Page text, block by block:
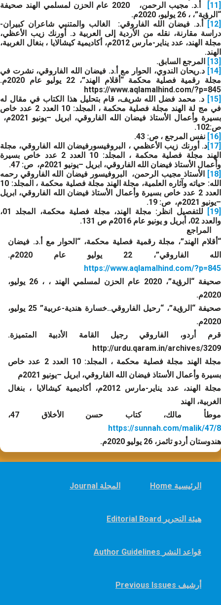
أ.د. مجيب الرحمن، 2020 عام الحزن لمسلمي الهند صحيفة
“الرؤية”، ، 26 يوليو، 2020م.
أ.د. فيضان الله الفاروقي: الغالب والمتنبي شاعران كبيران-
دراسة مقارنة، نقله من الأردية إلى العربية د. أورنك زيب الأعظي،
مجلة الهند، عدد يناير-مارس 2012م، أكاديمية كيشالايا ، بنغال الغربية،
الهند.
المرجع السابق.
د.ريحان الندوي، الحوار مع أ.د. فيضان الله الفاروقي، نشرت في
مجلة رقمية فصلية محكمة “أقلام الهند”، 22 يوليو عام 2020م.
https://www.aqlamalhind.com/?p=845
د. محمد فضل الله شريف، قام بتحليل هذا الكتاب في مقال له
في مج لة الهند مجلة فصلية محكمة ، المجلد: 10 العدد 2 عدد خاص
بسيرة وأعمال الأستاذ فيضان الله الفاروقي، ابريل –يونيو 2021م،
ص:102.
نفس المرجع ، ص: 43.
د. أورنك زيب الأعظمي ، البروفيسورفيضان الله الفاروقي، مجلة
الهند مجلة فصلية محكمة ، المجلد: 10 العدد 2 عدد خاص بسيرة
وأعمال الأستاذ فيضان الله الفاروقي، ابريل –يونيو 2021م، ص: 47.
الأستاذ مجيب الرحمن، البروفيسور فيضان الله الفاروقي رحمه
الله: حياته وآثاره العلمية، مجلة الهند مجلة فصلية محكمة ، المجلد: 10
العدد 2 عدد خاص بسيرة وأعمال الأستاذ فيضان الله الفاروقي، ابريل
–يونيو 2021م، ص: 19.
للتفصيل انظر: مجلة الهند، مجلة فصلية محكمة، المجلد 01،
والعدد 02، أبريل و يونيو عام 2016م ص 131.
المراجع
“أقلام الهند”، مجلة رقمية فصلية محكمة، “الحوار مع أ.د. فيضان
الله الفاروقي”، 22 يوليو عام 2020م.
https://www.aqlamalhind.com/?p=845
صحيفة “الرؤية”، 2020 عام الحزن لمسلمي الهند ، ، 26 يوليو،
2020م.
صحيفة “الرؤية”، “رحيل الفاروقي..خسارة هندية-عربية” 25 يوليو،
2020م.
قرم أردو، الفاروقي رجيل القامة الأدبية المتميزة.
http://urdu.qaram.in/archives/3209
مجلة الهند مجلة فصلية محكمة ، المجلد: 10 العدد 2 عدد خاص
بسيرة وأعمال الأستاذ فيضان الله الفاروقي، ابريل –يونيو 2021م
مجلة الهند، عدد يناير-مارس 2012م، أكاديمية كيشالايا ، بنغال
الغربية، الهند
موطأ مالك، كتاب حسن الأخلاق 47،
https://sunnah.com/malik/47/8
هندوستان أردو تائمز، 26 يوليو 2020م.
Home الرئيسية Journal المجلة
Editorial Board هيئة التحرير
Author Guidelines قواعد النشر
Previous Issues أرشيف